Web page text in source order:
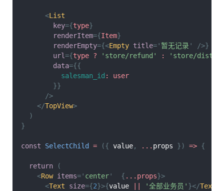
<List
key={type}
renderItem={Item}
renderEmpty={<Empty title='暂无记录 ' />}
url={type ? 'store/refund' :
'store/
data={{
salesman_id :
user
}}
/>
</TopView>
)
}
const SelectChild = ({ value, ... props }) => {
return
(
<Row items=' center' { ... props}>
<Text size={2}>{value '全部业务员' }</Text